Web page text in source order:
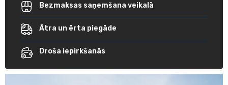
Bezmaksas saņemšana veikalā
Ātra un ērta piegāde
Droša iepirkšanās